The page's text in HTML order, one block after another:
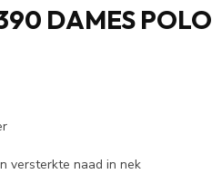
DAMES POLO
versterkte naad in nek